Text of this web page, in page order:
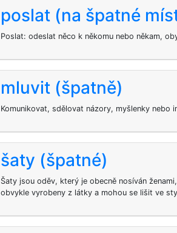
poslat (na špatné
Poslat: odeslat něco k někomu nebo někam,
mluvit (špatně)
Komunikovat, sdělovat názory, myšlenky nebo
šaty (špatné)
Šaty jsou oděv, který je obecně nosíván
obvykle vyrobeny z látky a mohou se lišit ve